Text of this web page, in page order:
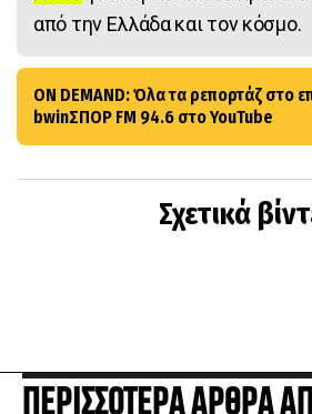
από την Ελλάδα και τον κόσμο.
ON DEMAND: Όλα τα ρεπορτάζ στο
bwinΣΠΟΡ FM 94.6 στο YouTube
Σχετικά
ΚΑΤΗΓΟΡΙΑ ΜΟΥΝΤΙΑΛ